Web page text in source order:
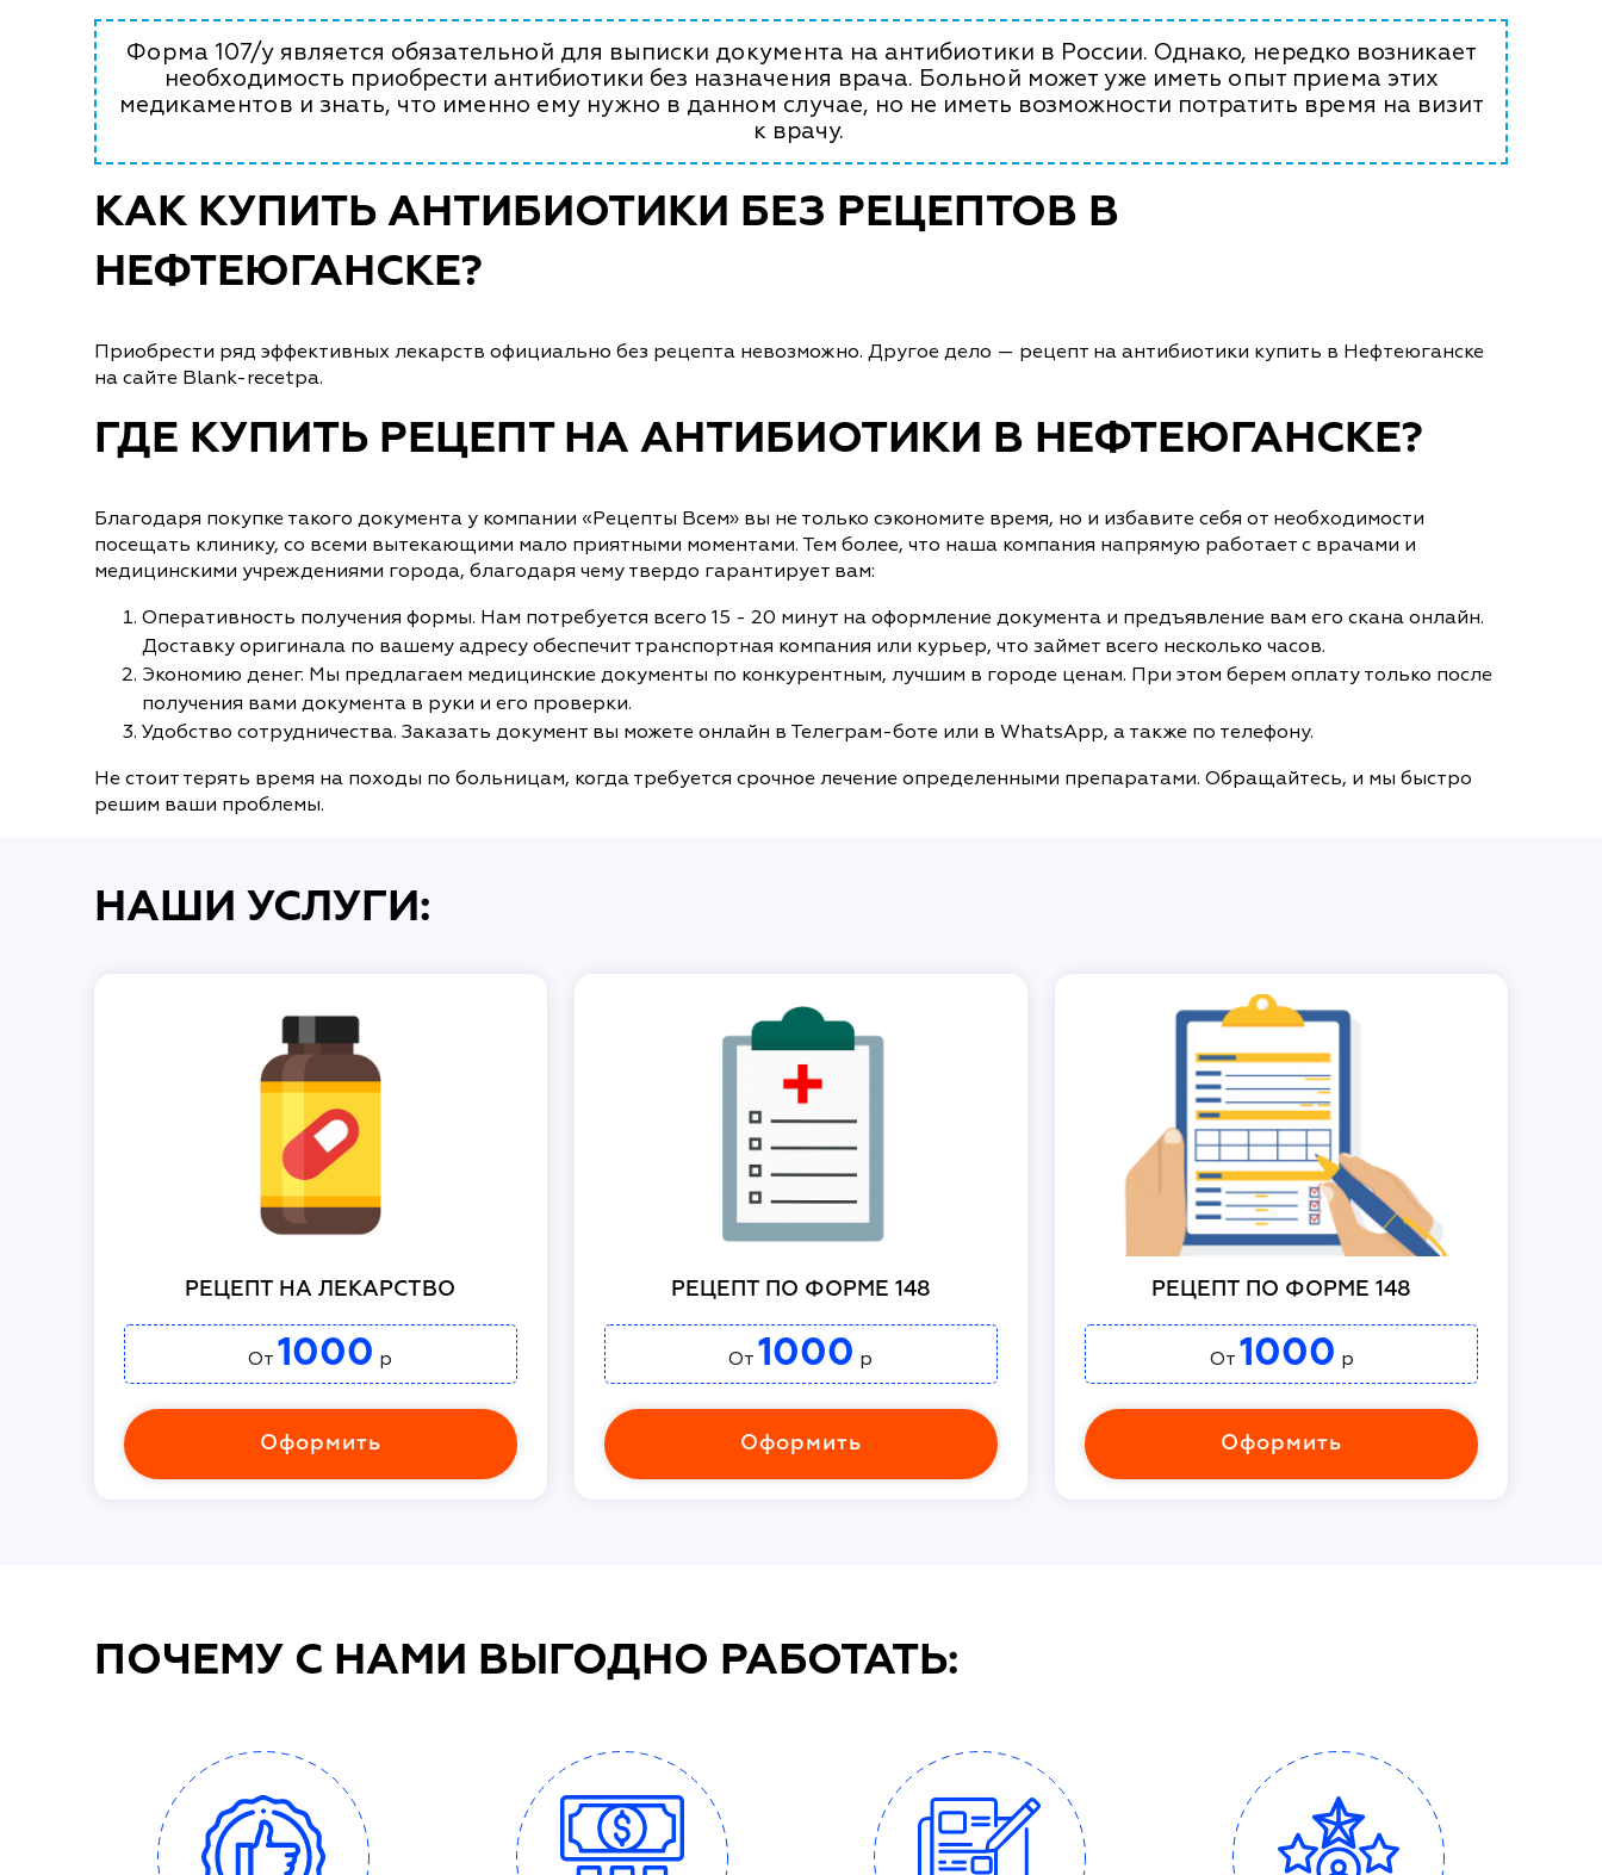
Форма 107/у является обязательной для выписки документа на антибиотики в России. Однако, нередко возникает
необходимость приобрести антибиотики без назначения врача. Больной может уже иметь опыт приема этих
медикаментов и знать, что именно ему нужно в данном случае, но не иметь возможности потратить время на визит
к врачу.
КАК КУПИТЬ АНТИБИОТИКИ БЕЗ РЕЦЕПТОВ В
НЕФТЕЮГАНСКЕ?
Приобрести ряд эффективных лекарств официально без рецепта невозможно. Другое дело — рецепт на антибиотики купить в Нефтеюганске
на сайте Blank-recetpa.
ГДЕ КУПИТЬ РЕЦЕПТ НА АНТИБИОТИКИ В НЕФТЕЮГАНСКЕ?
Благодаря покупке такого документа у компании «Рецепты Всем» вы не только сэкономите время, но и избавите себя от необходимости
посещать клинику, со всеми вытекающими мало приятными моментами. Тем более, что наша компания напрямую работает с врачами и
медицинскими учреждениями города, благодаря чему твердо гарантирует вам:
Оперативность получения формы. Нам потребуется всего 15 - 20 минут на оформление документа и предъявление вам его скана онлайн.
Доставку оригинала по вашему адресу обеспечит транспортная компания или курьер, что займет всего несколько часов.
Экономию денег. Мы предлагаем медицинские документы по конкурентным, лучшим в городе ценам. При этом берем оплату только после
получения вами документа в руки и его проверки.
Удобство сотрудничества. Заказать документ вы можете онлайн в Телеграм-боте или в WhatsApp, а также по телефону.
Не стоит терять время на походы по больницам, когда требуется срочное лечение определенными препаратами. Обращайтесь, и мы быстро
решим ваши проблемы.
НАШИ УСЛУГИ:
РЕЦЕПТ НА ЛЕКАРСТВО
От 1000 р
Оформить
РЕЦЕПТ ПО ФОРМЕ 148
От 1000 р
Оформить
РЕЦЕПТ ПО ФОРМЕ 148
От 1000 р
Оформить
ПОЧЕМУ С НАМИ ВЫГОДНО РАБОТАТЬ: